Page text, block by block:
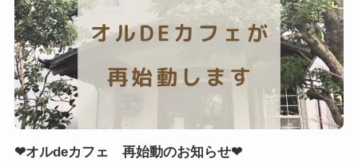
❤︎オルdeカフェ 再始動のお知らせ❤︎